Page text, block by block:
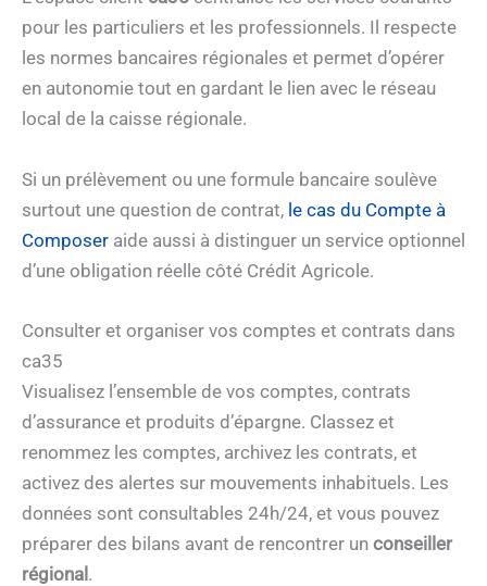
pour les particuliers et les professionnels. Il respecte
les normes bancaires régionales et permet d’opérer
en autonomie tout en gardant le lien avec le réseau
local de la caisse régionale.
Si un prélèvement ou une formule bancaire soulève
surtout une question de contrat, le cas du Compte à
Composer aide aussi à distinguer un service optionnel
d’une obligation réelle côté Crédit Agricole.
Consulter et organiser vos comptes et contrats dans
ca35
Visualisez l’ensemble de vos comptes, contrats
d’assurance et produits d’épargne. Classez et
renommez les comptes, archivez les contrats, et
activez des alertes sur mouvements inhabituels. Les
données sont consultables 24h/24, et vous pouvez
préparer des bilans avant de rencontrer un conseiller
régional.